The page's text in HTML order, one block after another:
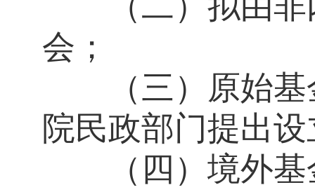
会；
（三）原始基
院民政部门提出
（四）境外基